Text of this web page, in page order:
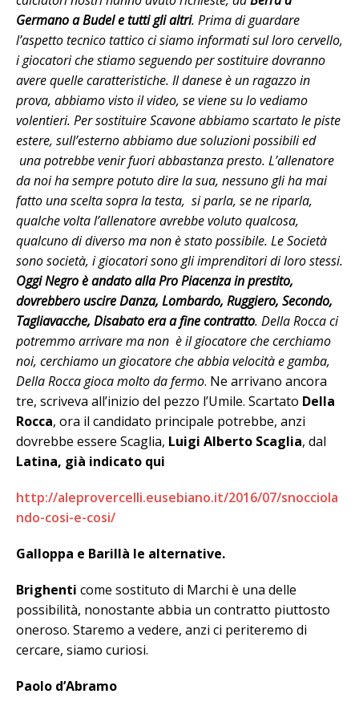
Germano a Budel e tutti gli altri. Prima di guardare
l’aspetto tecnico tattico ci siamo informati sul loro cervello,
i giocatori che stiamo seguendo per sostituire dovranno
avere quelle caratteristiche. Il danese è un ragazzo in
prova, abbiamo visto il video, se viene su lo vediamo
volentieri. Per sostituire Scavone abbiamo scartato le piste
estere, sull’esterno abbiamo due soluzioni possibili ed
una potrebbe venir fuori abbastanza presto. L’allenatore
da noi ha sempre potuto dire la sua, nessuno gli ha mai
fatto una scelta sopra la testa, si parla, se ne riparla,
qualche volta l’allenatore avrebbe voluto qualcosa,
qualcuno di diverso ma non è stato possibile. Le Società
sono società, i giocatori sono gli imprenditori di loro stessi.
Oggi Negro è andato alla Pro Piacenza in prestito,
dovrebbero uscire Danza, Lombardo, Ruggiero, Secondo,
Tagliavacche, Disabato era a fine contratto. Della Rocca ci
potremmo arrivare ma non è il giocatore che cerchiamo
noi, cerchiamo un giocatore che abbia velocità e gamba,
Della Rocca gioca molto da fermo. Ne arrivano ancora
tre, scriveva all’inizio del pezzo l’Umile. Scartato Della
Rocca, ora il candidato principale potrebbe, anzi
dovrebbe essere Scaglia, Luigi Alberto Scaglia, dal
Latina, già indicato qui
http://aleprovercelli.eusebiano.it/2016/07/snocciola
ndo-cosi-e-cosi/
Galloppa e Barillà le alternative.
Brighenti come sostituto di Marchi è una delle
possibilità, nonostante abbia un contratto piuttosto
oneroso. Staremo a vedere, anzi ci periteremo di
cercare, siamo curiosi.
Paolo d’Abramo